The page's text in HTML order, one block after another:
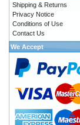
Shipping & Returns
Privacy Notice
Conditions of Use
Contact Us
We Accept